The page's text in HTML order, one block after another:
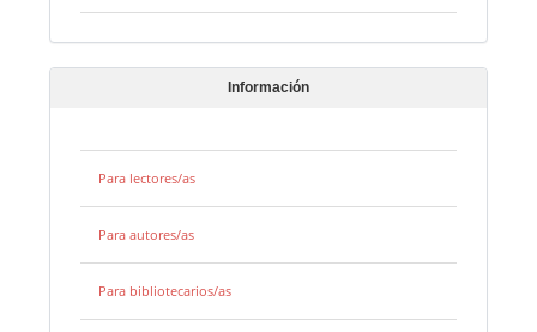
Información
Para lectores/as
Para autores/as
Para bibliotecarios/as